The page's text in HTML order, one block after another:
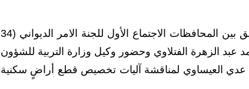
وذكرت الوزارة في بيان أنه "شهد مقر الهيئة العليا للتنسيق بين المحافظات الاجتماع الأول للجنة الامر الديواني (34
عبد الزهرة الفتلاوي وحضور وكيل وزارة التربية للشؤون
عدي العيساوي لمناقشة آليات تخصيص قطع أراضٍ سكنية